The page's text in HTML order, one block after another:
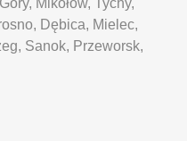
Mikołów, Tychy,
Dębica, Mielec,
Sanok, Przeworsk,